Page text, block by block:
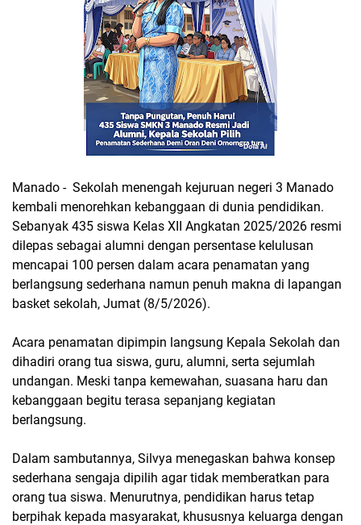
Manado - Sekolah menengah kejuruan negeri 3 Manado
kembali menorehkan kebanggaan di dunia pendidikan.
Sebanyak 435 siswa Kelas XII Angkatan 2025/2026 resmi
dilepas sebagai alumni dengan persentase kelulusan
mencapai 100 persen dalam acara penamatan yang
berlangsung sederhana namun penuh makna di lapangan
basket sekolah, Jumat (8/5/2026).
Acara penamatan dipimpin langsung Kepala Sekolah dan
dihadiri orang tua siswa, guru, alumni, serta sejumlah
undangan. Meski tanpa kemewahan, suasana haru dan
kebanggaan begitu terasa sepanjang kegiatan
berlangsung.
Dalam sambutannya, Silvya menegaskan bahwa konsep
sederhana sengaja dipilih agar tidak memberatkan para
orang tua siswa. Menurutnya, pendidikan harus tetap
berpihak kepada masyarakat, khususnya keluarga dengan